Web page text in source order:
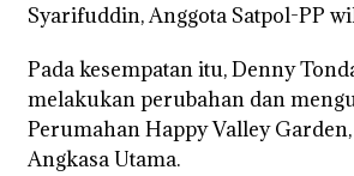
Syarifuddin, Anggota Satpol-PP
Pada kesempatan itu, Denny
melakukan perubahan dan
Perumahan Happy Valley
Angkasa Utama.
Puluhan
‘Bodong’
Ditegur,
Sekolah